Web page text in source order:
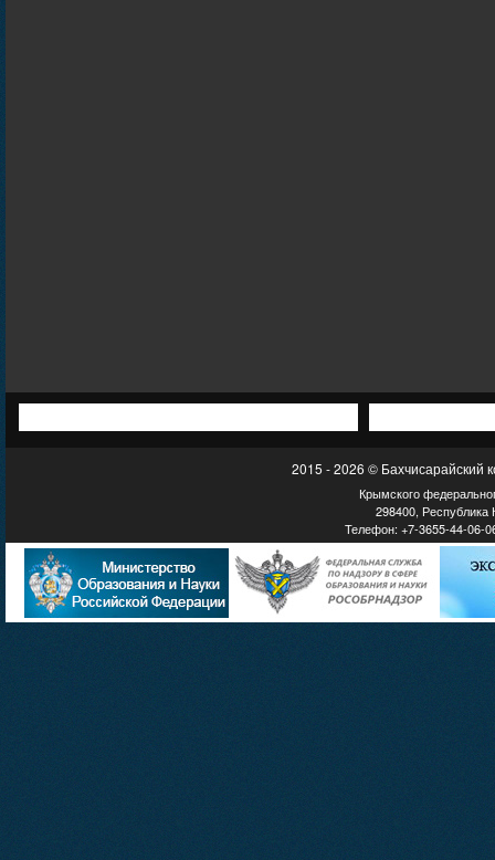
2015 - 2026 © Бахчисарайский
Крымского
298400, Республика
Телефон: +7-3655-44-06-